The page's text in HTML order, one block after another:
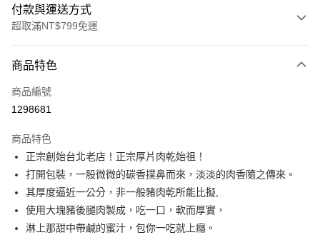
付款與運送方式
超取滿NT$799免運
信用卡一次付款
超商取貨付款
Google Pay
ATM付款
運送方式
商品特色
商品編號
1298681
商品特色
正宗創始台北老店！正宗厚片肉乾始祖！
打開包裝，一股微微的碳香撲鼻而來，淡淡的肉香隨之傳來。
其厚度逼近一公分，非一般豬肉乾所能比擬,
使用大塊豬後腿肉製成，吃一口，軟而厚實，
淋上那甜中帶鹹的蜜汁，包你一吃就上癮。